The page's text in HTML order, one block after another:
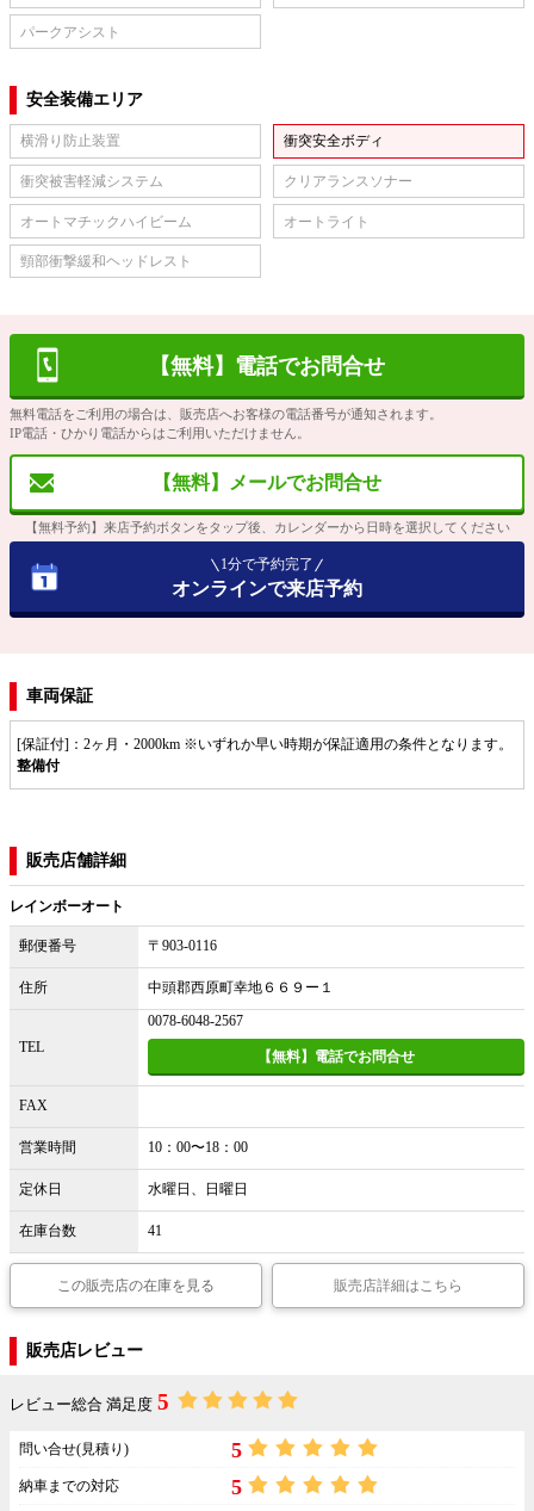
パークアシスト
安全装備エリア
横滑り防止装置 衝突安全ボディ
衝突被害軽減システム クリアランスソナー
オートマチックハイビーム オートライト
頸部衝撃緩和ヘッドレスト
【無料】電話でお問合せ
無料電話をご利用の場合は、販売店へお客様の電話番号が通知されます。
IP電話・ひかり電話からはご利用いただけません。
【無料】メールでお問合せ
【無料予約】来店予約ボタンをタップ後、カレンダーから日時を選択してください
1分で予約完了
オンラインで来店予約
車両保証
[保証付]：2ヶ月・2000km ※いずれか早い時期が保証適用の条件となります。
整備付
販売店舗詳細
レインボーオート
郵便番号 〒903-0116
住所 中頭郡西原町幸地６６９ー１
TEL
0078-6048-2567
【無料】電話でお問合せ
FAX
営業時間 10：00〜18：00
定休日 水曜日、日曜日
在庫台数 41
この販売店の在庫を見る 販売店詳細はこちら
販売店レビュー
レビュー総合 満足度 5
問い合せ(見積り) 5
納車までの対応 5